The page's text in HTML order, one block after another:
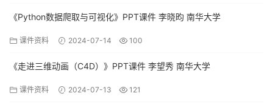
《Python数据爬取与可视化》PPT课件 李晓昀 南华大学
课件资料 2024-07-14 100
《走进三维动画（C4D）》PPT课件 李望秀 南华大学
课件资料 2024-07-13 121